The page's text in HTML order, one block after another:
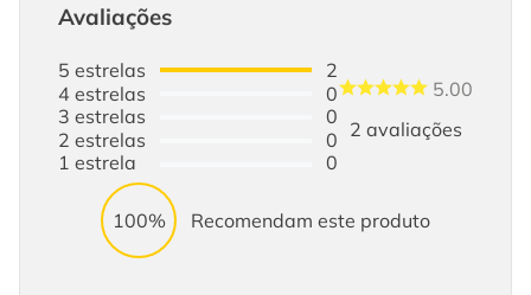
Avaliações
5estrelas
4estrelas
3estrelas
2estrelas
1estrela
2
0
0
0
0
5.00
2 avaliações
100% Recomendam este produto